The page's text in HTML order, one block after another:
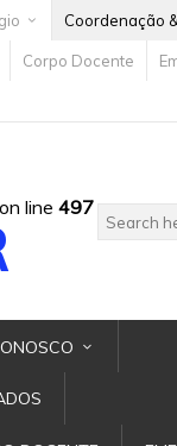
Coordenação
Corpo Docente
on line 497